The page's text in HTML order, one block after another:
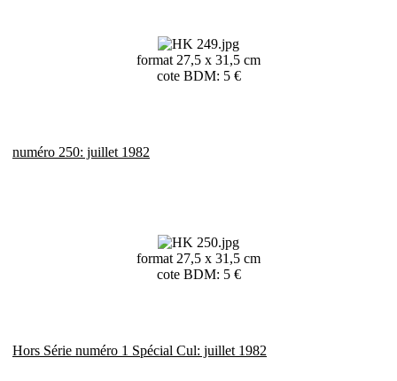
format 27,5 x 31,5 cm
cote BDM: 5 €
numéro 250: juillet 1982
format 27,5 x 31,5 cm
cote BDM: 5 €
Hors Série numéro 1 Spécial Cul: juillet 1982